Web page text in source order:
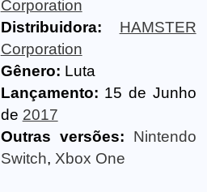
Corporation
Distribuidora:
HAMSTER
Corporation
Gênero: Luta
Lançamento: 15 de Junho
de 2017
Outras versões:
Nintendo
Switch, Xbox One